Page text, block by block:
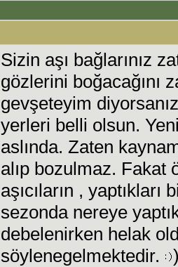
Sizin aşı bağlarınız
gözlerini boğacağını
gevşeteyim
yerleri belli olsun.
aslında. Zaten
alıp bozulmaz. Fakat
aşıcıların , yaptıkları
sezonda nereye
debelenirken helak
söylenegelmektedir.